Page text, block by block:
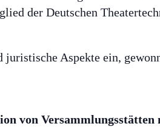
der Deutschen
Aspekte ein,
von